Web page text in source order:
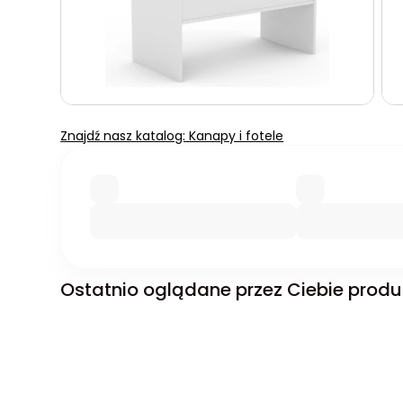
Znajdź nasz katalog: Kanapy i fotele
Ostatnio oglądane przez Ciebie